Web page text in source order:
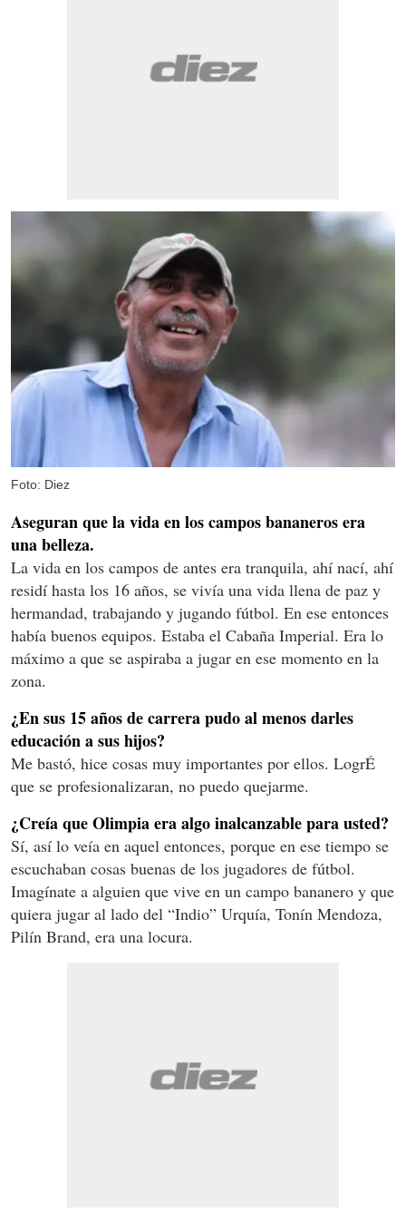
Foto: Diez
Aseguran que la vida en los campos bananeros era
una belleza.
La vida en los campos de antes era tranquila, ahí nací, ahí
residí hasta los 16 años, se vivía una vida llena de paz y
hermandad, trabajando y jugando fútbol. En ese entonces
había buenos equipos. Estaba el Cabaña Imperial. Era lo
máximo a que se aspiraba a jugar en ese momento en la
zona.
¿En sus 15 años de carrera pudo al menos darles
educación a sus hijos?
Me bastó, hice cosas muy importantes por ellos. LogrÉ
que se profesionalizaran, no puedo quejarme.
¿Creía que Olimpia era algo inalcanzable para usted?
Sí, así lo veía en aquel entonces, porque en ese tiempo se
escuchaban cosas buenas de los jugadores de fútbol.
Imagínate a alguien que vive en un campo bananero y que
quiera jugar al lado del “Indio” Urquía, Tonín Mendoza,
Pilín Brand, era una locura.